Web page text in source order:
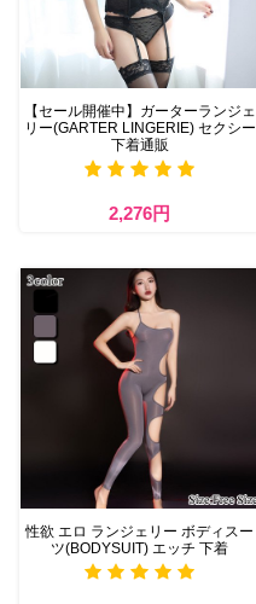
【セール開催中】ガーターランジェ
リー(GARTER LINGERIE) セクシー
下着通販
2,276円
性欲 エロ ランジェリー ボディスー
ツ(BODYSUIT) エッチ 下着